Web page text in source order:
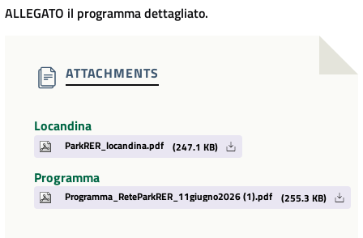
ALLEGATO il programma dettagliato.
ATTACHMENTS
Locandina
ParkRER_locandina.pdf (247.1 KB)
Programma
Programma_ReteParkRER_11giugno2026 (1).pdf (255.3 KB)